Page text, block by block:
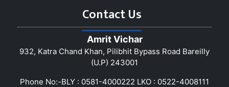
Contact Us
Amrit Vichar
932, Katra Chand Khan, Pilibhit Bypass Road Bareilly
(U.P) 243001
Phone No:-BLY : 0581-4000222 LKO : 0522-4008111